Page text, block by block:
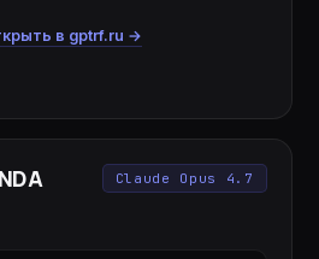
в gptrf.ru →
Claude Opus 4.7